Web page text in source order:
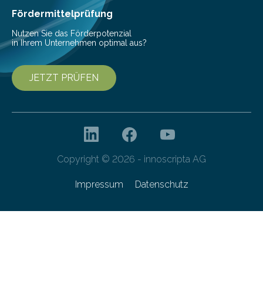
Franziska Diebel, Pauline Hoffmann und Yusuf Toprak
entwickelt. Mit nur…
Fördermittelprüfung
Nutzen Sie das Förderpotenzial
in Ihrem Unternehmen optimal aus?
JETZT PRÜFEN
Copyright © 2026 - innoscripta AG
Impressum Datenschutz